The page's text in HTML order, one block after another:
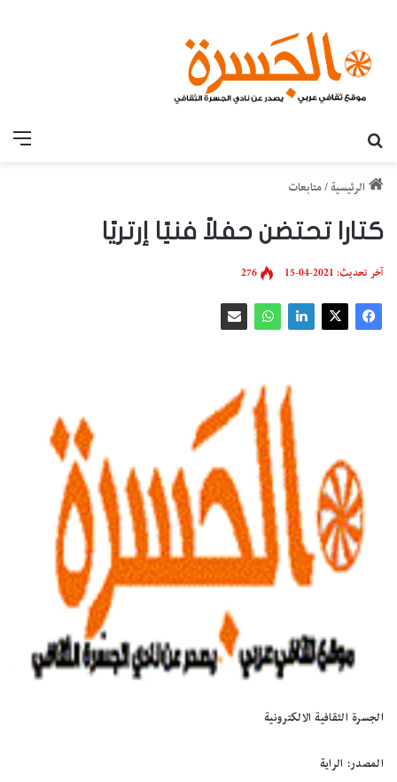
الرئيسية /متابعات
كتارا تحتضن حفلاً فنيًا إرتريًا
آخر تحديث: 2021-04-15 276
الجسرة الثقافية الالكترونية
المصدر: الراية